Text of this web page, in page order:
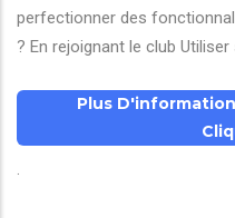
perfectionner des
? En rejoignant le club Utiliser
Plus
.